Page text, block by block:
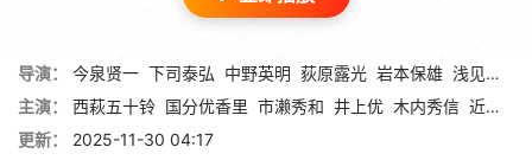
导演： 今泉贤一 下司泰弘 中野英明 荻原露光 岩本保雄 浅见松雄
主演：
西萩五十铃 国分优香里 市濑秀和 井上优 木内秀信 近藤隆
更新：
2025-11-30 04:17